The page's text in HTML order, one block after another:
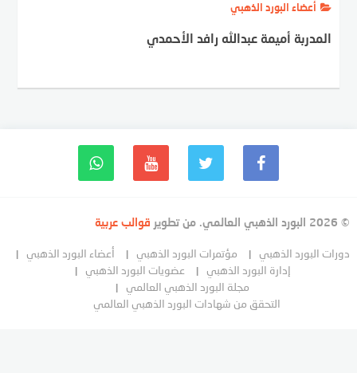
أعضاء البورد الذهبي
المدربة أميمة عبدالله رافد الأحمدي
© 2026 البورد الذهبي العالمي. من تطوير قوالب عربية
دورات البورد الذهبي مؤتمرات البورد الذهبي
أعضاء البورد الذهبي
إدارة البورد الذهبي
عضويات البورد الذهبي
مجلة البورد الذهبي العالمي
التحقق من شهادات البورد الذهبي العالمي